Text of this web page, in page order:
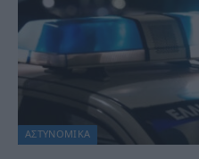
ΑΣΤΥΝΟΜΙΚΑ